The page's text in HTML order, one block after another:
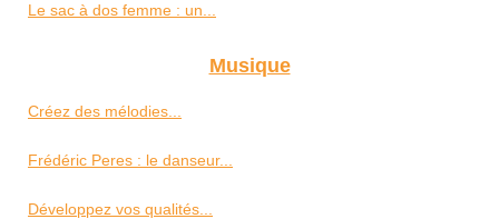
Le sac à dos femme : un...
Musique
Créez des mélodies...
Frédéric Peres : le danseur...
Développez vos qualités...